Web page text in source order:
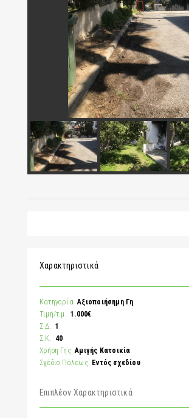
Χαρακτηριστικά
Κατηγορία Αξιοποιήσημη Γη
Τιμή/τ.μ. 1.000€
Σ.Δ. 1
Σ.Κ. 40
Χρήση Γης Αμιγής Κατοικία
Σχέδιο Πόλεως Εντός σχεδίου
Επιπλέον Χαρακτηριστικά